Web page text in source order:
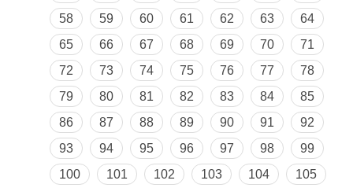
58
59 60 61 62 63
64
65
66 67 68 69 70
71
72
73 74 75 76 77
78
79
80 81 82 83 84
85
86
87 88 89 90 91
92
93
94 95 96 97 98
99
100
101 102 103 104
105